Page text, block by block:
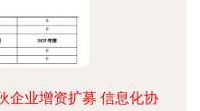
企业增资扩募 信息化协